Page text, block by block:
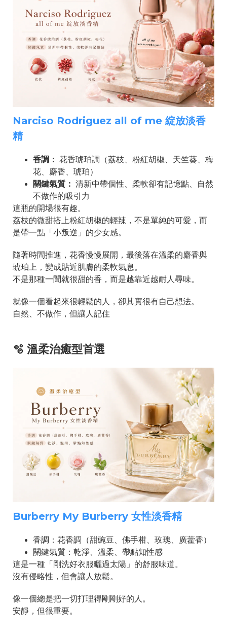
Narciso Rodriguez all of me 綻放淡香
精
香調： 花香琥珀調（荔枝、粉紅胡椒、天竺葵、梅
花、麝香、琥珀）
關鍵氣質： 清新中帶個性、柔軟卻有記憶點、自然
不做作的吸引力
這瓶的開場很有趣。
荔枝的微甜搭上粉紅胡椒的輕辣，不是單純的可愛，而
是帶一點「小叛逆」的少女感。
隨著時間推進，花香慢慢展開，最後落在溫柔的麝香與
琥珀上，變成貼近肌膚的柔軟氣息。
不是那種一聞就很甜的香，而是越靠近越耐人尋味。
就像一個看起來很輕鬆的人，卻其實很有自己想法。
自然、不做作，但讓人記住
🫧 溫柔治癒型首選
Burberry My Burberry 女性淡香精
香調：花香調（甜豌豆、佛手柑、玫瑰、廣藿香）
關鍵氣質：乾淨、溫柔、帶點知性感
這是一種「剛洗好衣服曬過太陽」的舒服味道。
沒有侵略性，但會讓人放鬆。
像一個總是把一切打理得剛剛好的人。
安靜，但很重要。